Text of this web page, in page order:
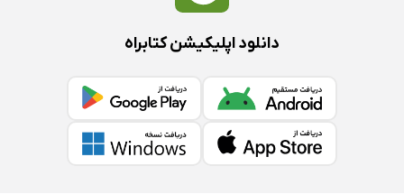
دانلود اپلیکیشن کتابراه